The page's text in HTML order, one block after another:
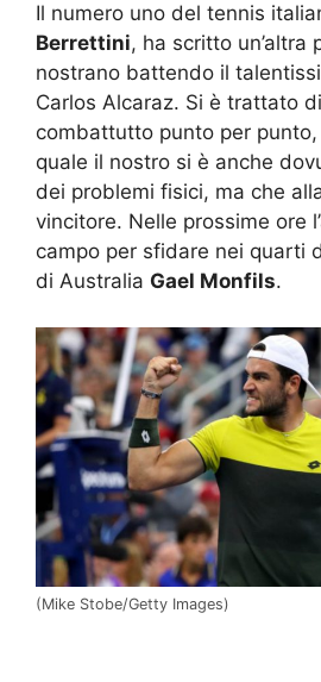
Il numero uno del tennis
Berrettini, ha scritto un’altra
nostrano battendo il
Carlos Alcaraz. Si è trattato
combattutto punto per
quale il nostro si è anche
dei problemi fisici, ma che
vincitore. Nelle prossime ore
campo per sfidare nei quarti
di Australia Gael Monfils.
(Mike Stobe/Getty Images)